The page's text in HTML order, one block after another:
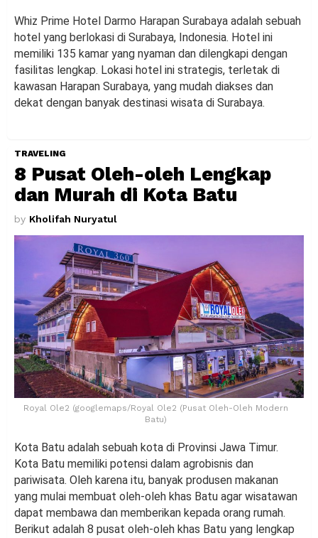
Whiz Prime Hotel Darmo Harapan Surabaya adalah sebuah
hotel yang berlokasi di Surabaya, Indonesia. Hotel ini
memiliki 135 kamar yang nyaman dan dilengkapi dengan
fasilitas lengkap. Lokasi hotel ini strategis, terletak di
kawasan Harapan Surabaya, yang mudah diakses dan
dekat dengan banyak destinasi wisata di Surabaya.
TRAVELING
8 Pusat Oleh-oleh Lengkap
dan Murah di Kota Batu
by Kholifah Nuryatul
Royal Ole2 (googlemaps/Royal Ole2 (Pusat Oleh-Oleh Modern
Batu)
Kota Batu adalah sebuah kota di Provinsi Jawa Timur.
Kota Batu memiliki potensi dalam agrobisnis dan
pariwisata. Oleh karena itu, banyak produsen makanan
yang mulai membuat oleh-oleh khas Batu agar wisatawan
dapat membawa dan memberikan kepada orang rumah.
Berikut adalah 8 pusat oleh-oleh khas Batu yang lengkap